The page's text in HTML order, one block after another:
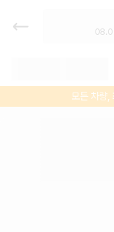
경북 렌트
교, 최저가
모든 차량,